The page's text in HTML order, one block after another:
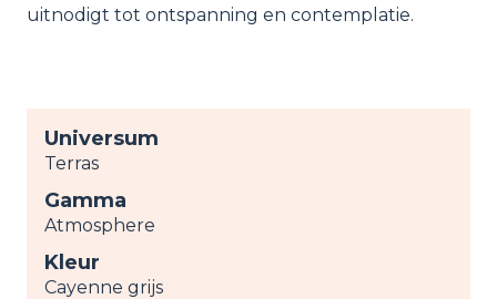
uitnodigt tot ontspanning en contemplatie.
Universum
Terras
Gamma
Atmosphere
Kleur
Cayenne grijs